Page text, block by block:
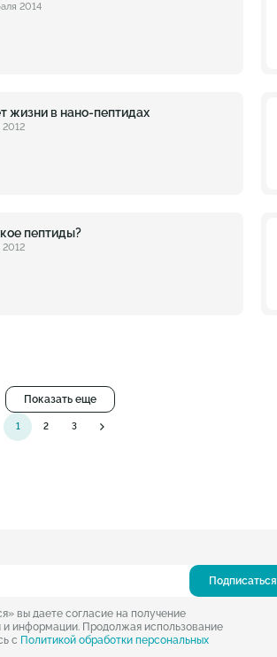
2014
жизни в нано-пептидах
2012
пептиды?
2012
Показать еще
1 2 3
Подписаться
вы даете согласие на получение
информации. Продолжая использование
с Политикой обработки персональных